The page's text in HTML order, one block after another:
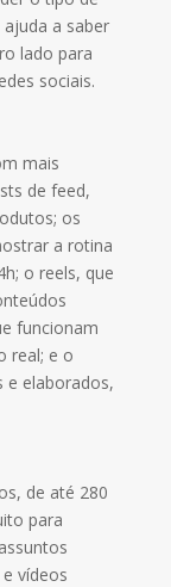
a saber
lado para
sociais.
mais
de feed,
os
a rotina
o reels, que
funcionam
real; e o
e elaborados,
de até 280
para
vídeos